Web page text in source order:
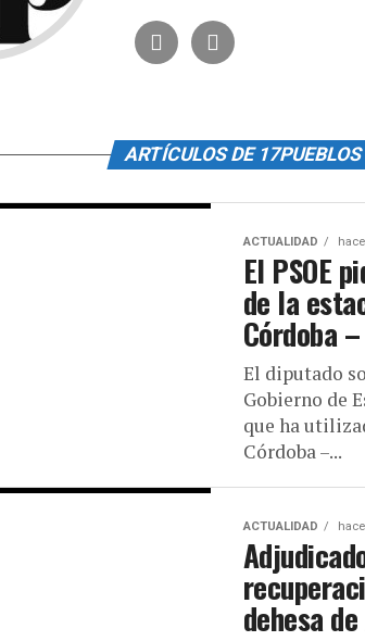
ARTÍCULOS DE 17PUEBLOS
ACTUALIDAD
El PSOE
de la
Córdoba
El diputado
Gobierno de
que ha
Córdoba –...
ACTUALIDAD
dehesa